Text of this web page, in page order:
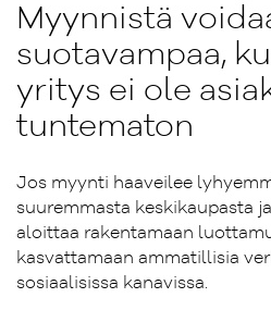
Myynnistä
suotavampaa,
yritys ei ole
tuntematon
Jos myynti haaveilee
suuremmasta keskikaupasta
aloittaa rakentamaan
kasvattamaan ammatillisia
sosiaalisissa kanavissa.